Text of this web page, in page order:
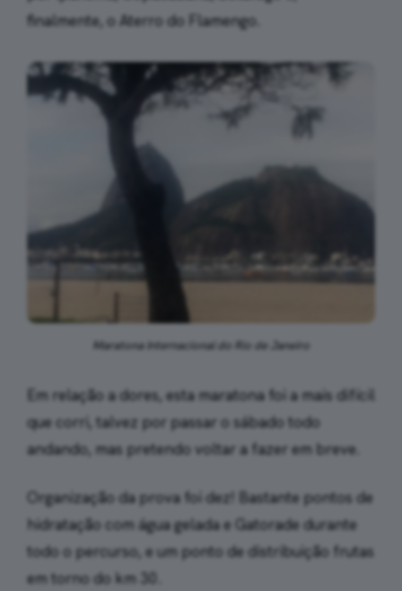
finalmente, o Aterro do Flamengo.
Maratona Internacional do Rio de Janeiro
Em relação a dores, esta maratona foi a mais difícil
que corri, talvez por passar o sábado todo
andando, mas pretendo voltar a fazer em breve.
Organização da prova foi dez! Bastante pontos de
hidratação com água gelada e Gatorade durante
todo o percurso, e um ponto de distribuição frutas
em torno do km 30.